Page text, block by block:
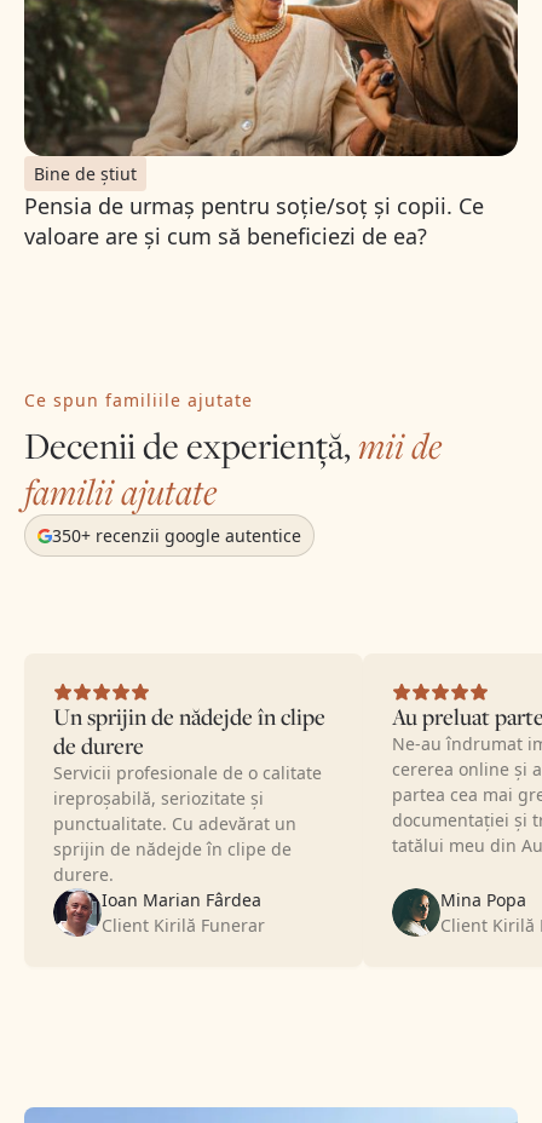
mult. L-au
m-au
le
tatălui meu din Austria către România. Imediat
cererii online, cineva ne-a contactat telefonic și
ceea ce aveam de făcut, ei preluând cea mai grea
întregii documentații și transportul. Au fost foarte
noastre personale, în special când a venit vorba
tatăl meu înainte de a ne lua ultimul rămas-bun.
Mina Popa
Client Kirilă Funerar
Bine de știut
Pensia de urmaș pentru soție/soț și copii. Ce
valoare are și cum să beneficiezi de ea?
Ce spun familiile ajutate
Decenii de experiență, mii de
familii ajutate
350+ recenzii google autentice
Un sprijin de nădejde în clipe
de durere
Servicii profesionale de o calitate
ireproșabilă, seriozitate și
punctualitate. Cu adevărat un
sprijin de nădejde în clipe de
durere.
Ioan Marian Fârdea
Client Kirilă Funerar
Au preluat
Ne-au îndrumat
cererea online și
partea cea mai
documentației și
tatălui meu din
Mina Popa
Client Kirilă